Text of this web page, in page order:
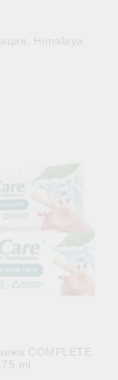
Himalaya
COMPLETE
ml